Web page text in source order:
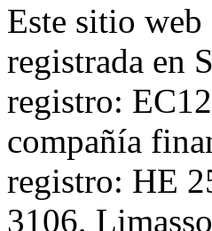
Este sitio
registrada en
registro:
compañía
registro: HE
3106,